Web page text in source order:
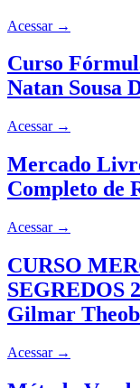
Acessar →
Curso
Natan Sousa
Acessar →
Mercado
Completo de
Acessar →
CURSO
SEGREDOS
Gilmar
Acessar →